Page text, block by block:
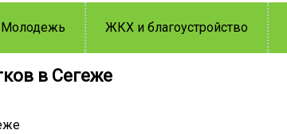
Молодежь ЖКХ и благоустройство
в Сегеже